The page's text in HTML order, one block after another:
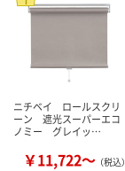
ニチベイ ロールスクリ
ーン 遮光スーパーエコ
ノミー グレイッ…
￥11,722～ （税込）